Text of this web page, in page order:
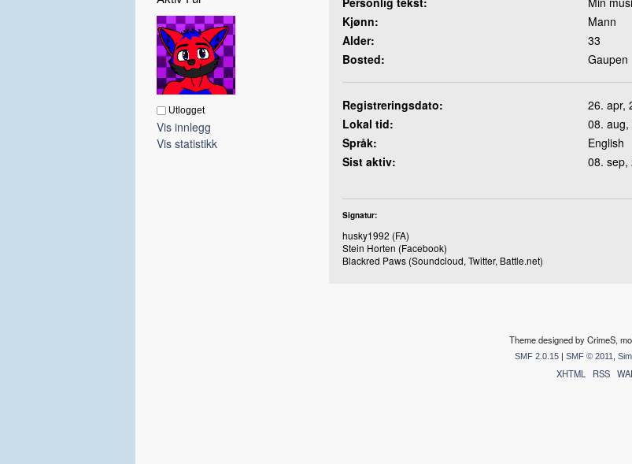
Utlogget
Vis innlegg
Vis statistikk
Kjønn:
Mann
Alder:
33
Bosted:
Gaupen
Registreringsdato:
26. apr,
Lokal tid:
08. aug,
Språk:
English
Sist aktiv:
08. sep,
Signatur:
husky1992 (FA)
Stein Horten (Facebook)
Blackred Paws (Soundcloud, Twitter, Battle.net)
Theme designed by CrimeS,
SMF 2.0.15 | SMF © 2011
XHTML RSS